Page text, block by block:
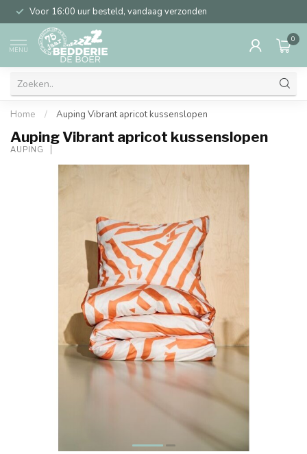
Voor 16:00 uur besteld, vandaag verzonden
MENU
0
Home / Auping Vibrant apricot kussenslopen
Auping Vibrant apricot kussenslopen
AUPING